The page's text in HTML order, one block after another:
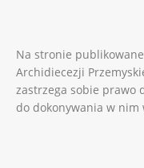
Na stronie
Archidiecezji
zastrzega sobie prawo
do dokonywania w nim